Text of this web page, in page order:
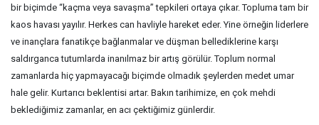
bir biçimde “kaçma veya savaşma” tepkileri ortaya çıkar. Topluma tam bir
kaos havası yayılır. Herkes can havliyle hareket eder. Yine örneğin liderlere
ve inançlara fanatikçe bağlanmalar ve düşman bellediklerine karşı
saldırganca tutumlarda inanılmaz bir artış görülür. Toplum normal
zamanlarda hiç yapmayacağı biçimde olmadık şeylerden medet umar
hale gelir. Kurtarıcı beklentisi artar. Bakın tarihimize, en çok mehdi
beklediğimiz zamanlar, en acı çektiğimiz günlerdir.